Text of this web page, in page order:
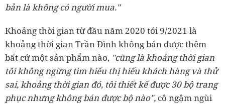
bản là không có người mua."
Khoảng thời gian từ đầu năm 2020 tới 9/2021 là
khoảng thời gian Trần Đình không bán được thêm
bất cứ một sản phẩm nào, "cũng là khoảng thời gian
tôi không ngừng tìm hiểu thị hiếu khách hàng và thử
sai, khoảng thời gian đó, tôi thiết kế được 30 bộ trang
phục nhưng không bán được bộ nào", cô ngậm ngùi